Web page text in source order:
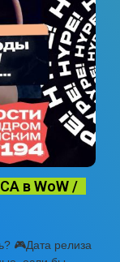
в WoW /
🎮Дата релиза